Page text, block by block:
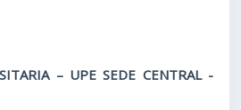
– UPE SEDE CENTRAL -